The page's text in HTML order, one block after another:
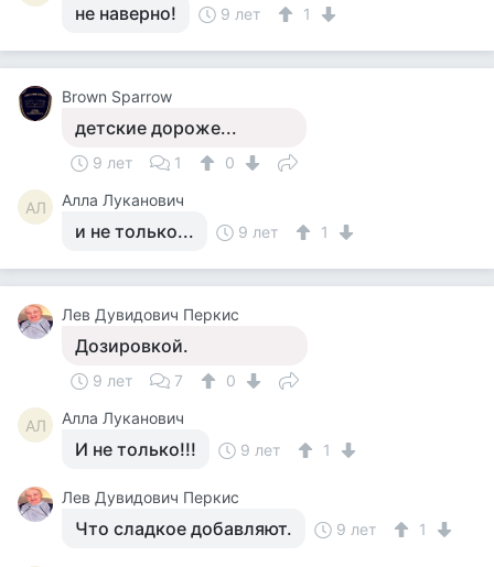
не наверно! 9 лет 1
Brown Sparrow
детские дороже...
9 лет 1 0
АЛ Алла Луканович
и не только... 9 лет 1
Лев Дувидович Перкис
Дозировкой.
9 лет 7 0
АЛ Алла Луканович
И не только!!! 9 лет 1
Лев Дувидович Перкис
Что сладкое добавляют. 9 лет 1